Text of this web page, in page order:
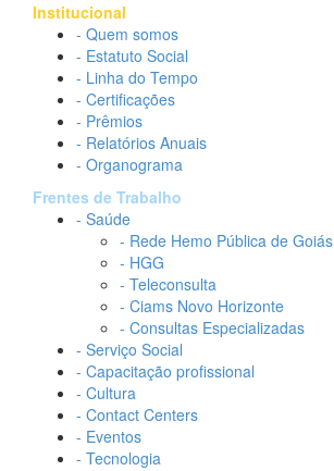
Institucional
- Quem somos
- Estatuto Social
- Linha do Tempo
- Certificações
- Prêmios
- Relatórios Anuais
- Organograma
Frentes de Trabalho
- Saúde
- Rede Hemo Pública de Goiás
- HGG
- Teleconsulta
- Ciams Novo Horizonte
- Consultas Especializadas
- Serviço Social
- Capacitação profissional
- Cultura
- Contact Centers
- Eventos
- Tecnologia